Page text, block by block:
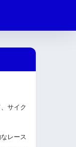
サイク
レース